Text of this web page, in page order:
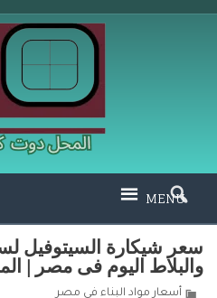
MENU
سعر شيكارة السيتوفيل
والبلاط اليوم فى مصر |
أسعار مواد البناء فى مصر